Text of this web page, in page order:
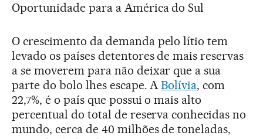
Oportunidade para a América do Sul
O crescimento da demanda pelo lítio tem
levado os países detentores de mais reservas
a se moverem para não deixar que a sua
parte do bolo lhes escape. ABolívia, com
22,7%, é o país que possui o mais alto
percentual do total de reserva conhecidas no
mundo, cerca de 40 milhões de toneladas,